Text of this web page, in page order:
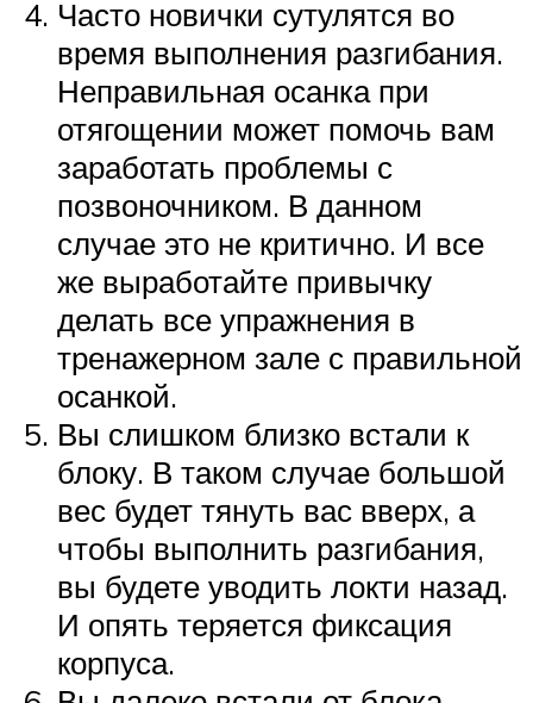
Часто новички сутулятся во
время выполнения разгибания.
Неправильная осанка при
отягощении может помочь вам
заработать проблемы с
позвоночником. В данном
случае это не критично. И все
же выработайте привычку
делать все упражнения в
тренажерном зале с правильной
осанкой.
Вы слишком близко встали к
блоку. В таком случае большой
вес будет тянуть вас вверх, а
чтобы выполнить разгибания,
вы будете уводить локти назад.
И опять теряется фиксация
корпуса.